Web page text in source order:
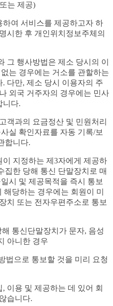
는 제공)
여 서비스를 제공하고자 하
시한 후 개인위치정보주체의
그 행사방법은 제소 당시의 이
는 경우에는 거소를 관할하는
다만, 제소 당시 이용자의 주
외국 거주자의 경우에는 민사
니다.
객과의 요금정산 및 민원처리
실 확인자료를 자동 기록/보
합니다.
지정하는 제3자에게 제공하
집한 당해 통신 단말장치로 매
시 및 제공목적을 즉시 통보
해당하는 경우에는 회원이 미
치 또는 전자우편주소로 통보
통신단말장치가 문자, 음성
아니한 경우
법으로 통보할 것을 미리 요청
이용 및 제공하는 데 있어 회
습니다.